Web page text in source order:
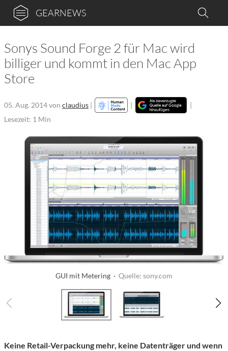
GEARNEWS
Sonys Sound Forge 2 für Mac wird
billiger und kommt in den Mac App
Store
05. Aug. 2014von claudius | |
|
Lesezeit: 1 Min
GUI mit Metering · Quelle: sony.com
Keine Retail-Verpackung mehr, keine Datenträger und wenn